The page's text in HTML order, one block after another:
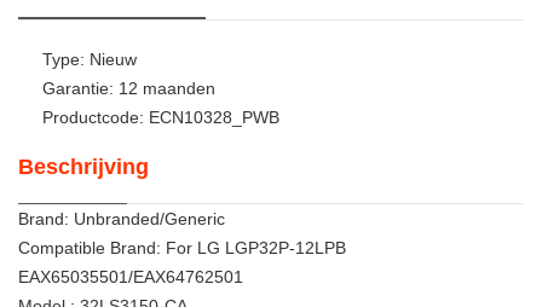
Type: Nieuw
Garantie: 12 maanden
Productcode: ECN10328_PWB
Beschrijving
Brand: Unbranded/Generic
Compatible Brand: For LG LGP32P-12LPB
EAX65035501/EAX64762501